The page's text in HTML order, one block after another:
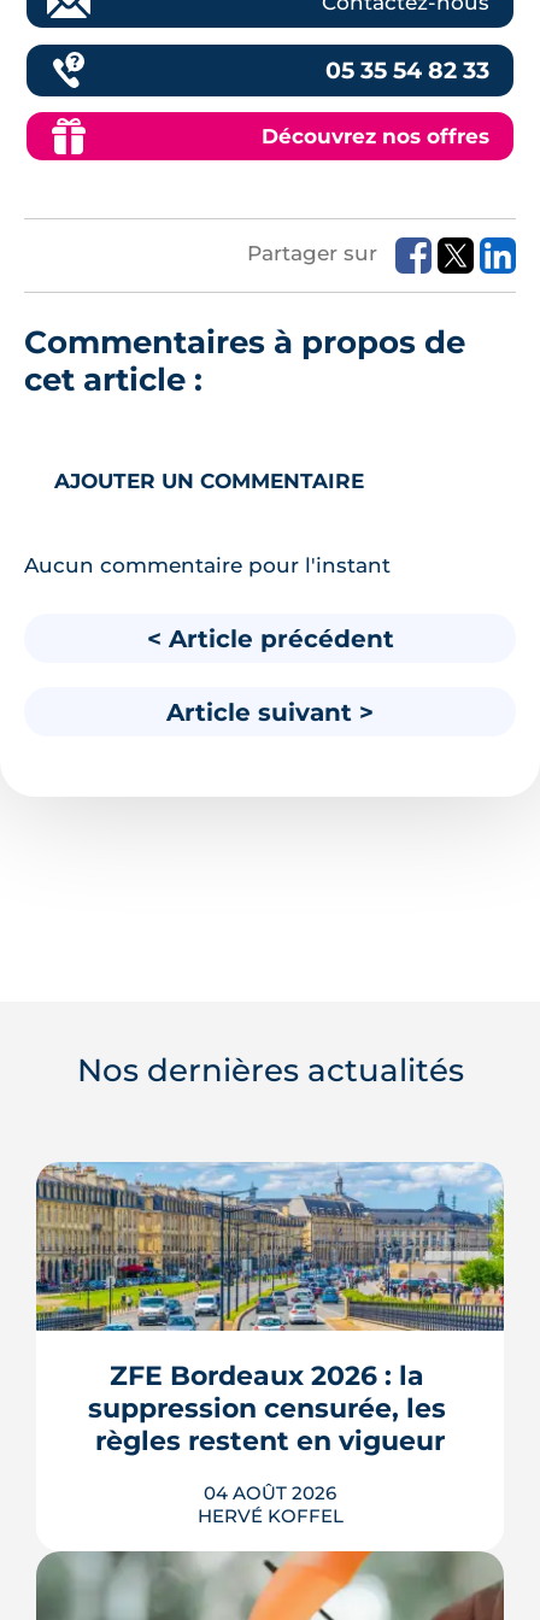
05 35 54 82 33
Découvrez nos offres
Partager sur
Commentaires à propos de
cet article :
AJOUTER UN COMMENTAIRE
Aucun commentaire pour l'instant
< Article précédent
Article suivant >
Nos dernières actualités
ZFE Bordeaux 2026 : la
suppression censurée, les
règles restent en vigueur
04 AOÛT 2026
HERVÉ KOFFEL